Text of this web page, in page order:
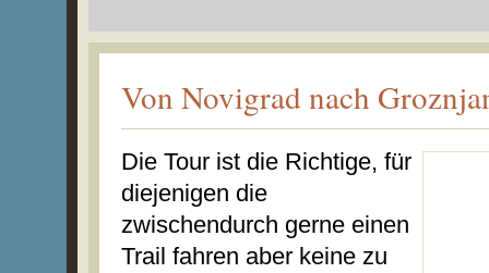
Von Novigrad nach
Die Tour ist die Richtige, für
diejenigen die
zwischendurch gerne einen
Trail fahren aber keine zu